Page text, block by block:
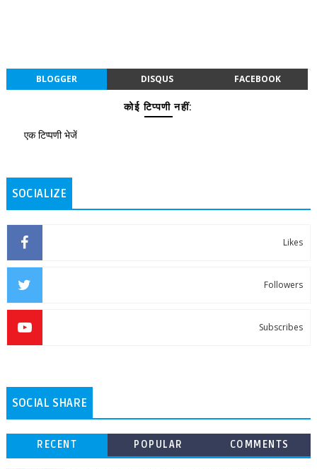
BLOGGER DISQUS FACEBOOK
कोई टिप्पणी नहीं:
एक टिप्पणी भेजें
SOCIALIZE
Likes
Followers
Subscribes
SOCIAL SHARE
RECENT POPULAR COMMENTS